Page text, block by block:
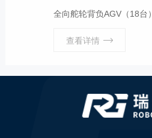
全向舵轮背负AGV（18台）
查看详情